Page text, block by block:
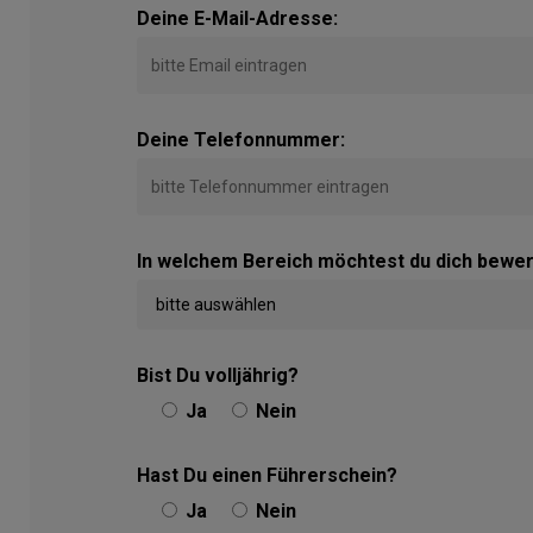
Deine E-Mail-Adresse:
Deine Telefonnummer:
In welchem Bereich möchtest du dich
Bist Du volljährig?
Ja
Nein
Hast Du einen Führerschein?
Ja
Nein